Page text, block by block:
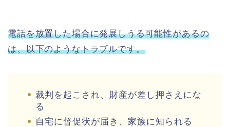
電話を放置した場合に発展しうる可能性があるの
は、以下のようなトラブルです。
裁判を起こされ、財産が差し押さえにな
る
自宅に督促状が届き、家族に知られる